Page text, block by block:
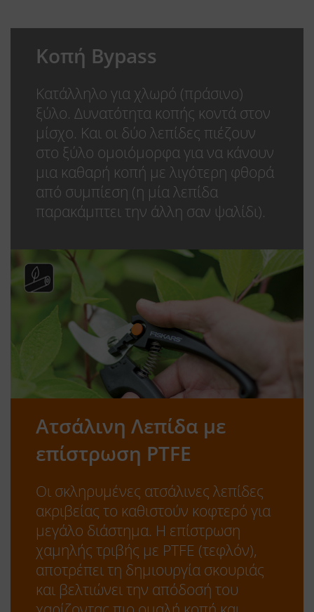
Κοπή Bypass
Κατάλληλο για χλωρό (πράσινο)
ξύλο. Δυνατότητα κοπής κοντά στον
μίσχο. Και οι δύο λεπίδες πιέζουν
στο ξύλο ομοιόμορφα για να κάνουν
μια καθαρή κοπή με λιγότερη φθορά
από συμπίεση (η μία λεπίδα
παρακάμπτει την άλλη σαν ψαλίδι).
Ατσάλινη Λεπίδα με
επίστρωση PTFE
Οι σκληρυμένες ατσάλινες λεπίδες
ακριβείας το καθιστούν κοφτερό για
μεγάλο διάστημα. Η επίστρωση
χαμηλής τριβής με PTFE (τεφλόν),
αποτρέπει τη δημιουργία σκουριάς
και βελτιώνει την απόδοσή του